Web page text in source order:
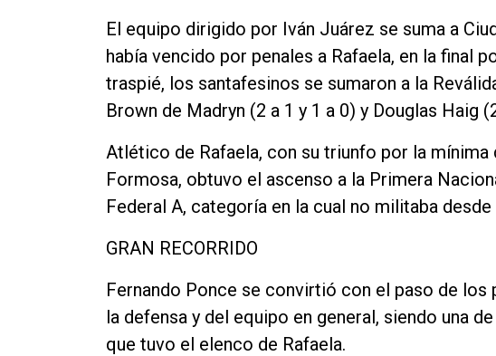
El equipo dirigido por Iván Juárez se suma a
había vencido por penales a Rafaela, en la final
traspié, los santafesinos se sumaron a la
Brown de Madryn (2 a 1 y 1 a 0) y Douglas Haig
Atlético de Rafaela, con su triunfo por la
Formosa, obtuvo el ascenso a la Primera
Federal A, categoría en la cual no militaba desde
GRAN RECORRIDO
Fernando Ponce se convirtió con el paso de
la defensa y del equipo en general, siendo una
que tuvo el elenco de Rafaela.